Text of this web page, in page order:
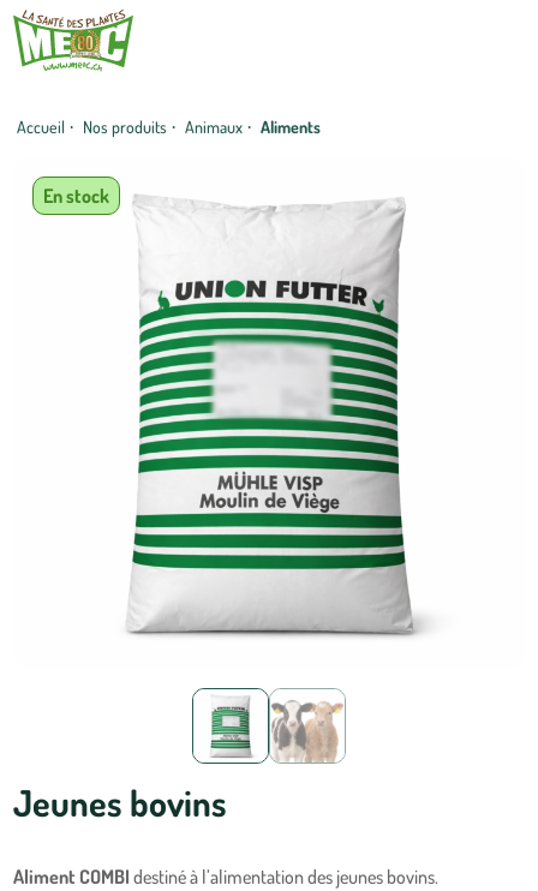
Accueil · Nos produits · Animaux · Aliments
En stock
Jeunes bovins
Aliment COMBI destiné à l’alimentation des jeunes bovins.